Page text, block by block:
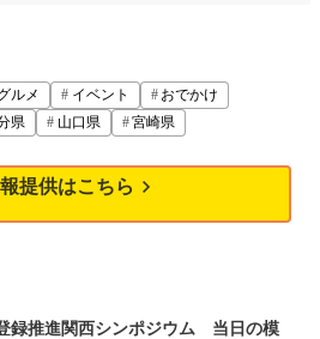
ルメ イベント
おでかけ
県 山口県 宮崎県
提供はこちら
録推進関西シンポジウム 当日の模